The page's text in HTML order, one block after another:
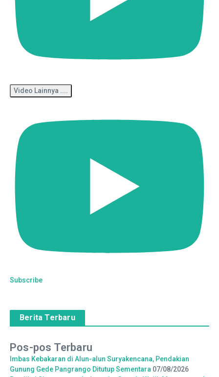
Video Lainnya ....
Subscribe
Berita Terbaru
Pos-pos Terbaru
Imbas Kebakaran di Alun-alun Suryakencana, Pendakian
Gunung Gede Pangrango Ditutup Sementara 07/08/2026